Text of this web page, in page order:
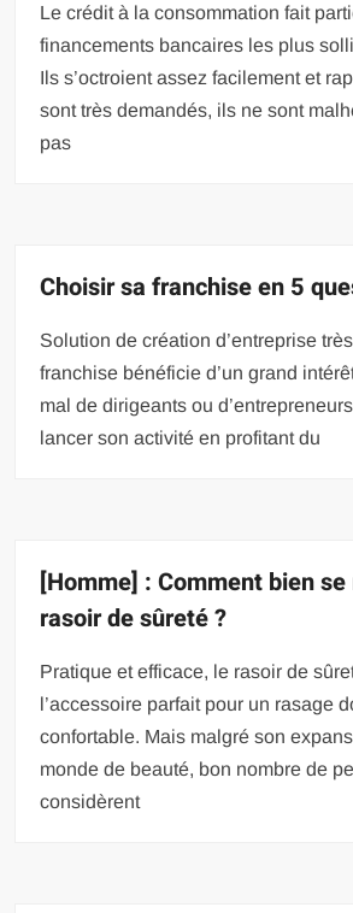
Le crédit à la consommation fait
financements bancaires les plus
Ils s’octroient assez facilement et
sont très demandés, ils ne sont
pas
Choisir sa franchise en 5
Solution de création d’entreprise
franchise bénéficie d’un grand
mal de dirigeants ou
lancer son activité en profitant du
[Homme] : Comment bien
rasoir de sûreté ?
Pratique et efficace, le rasoir de
l’accessoire parfait pour un rasage
confortable. Mais malgré son
monde de beauté, bon nombre de
considèrent